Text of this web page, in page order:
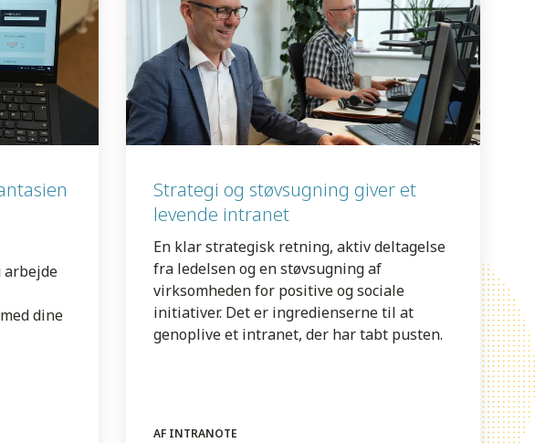
arbejde
dine
Strategi og støvsugning giver et
levende intranet
En klar strategisk retning, aktiv deltagelse
fra ledelsen og en støvsugning af
virksomheden for positive og sociale
initiativer. Det er ingredienserne til at
genoplive et intranet, der har tabt pusten.
AF INTRANOTE